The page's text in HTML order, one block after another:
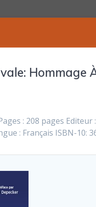
Hommage
: 208 pages
: Français ISBN-10: